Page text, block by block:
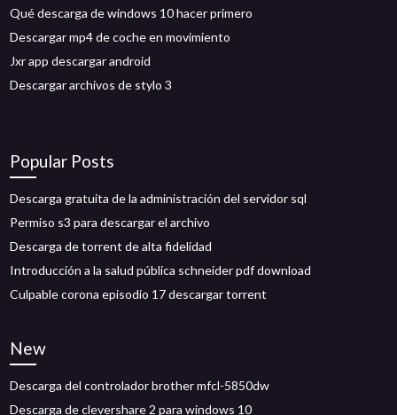
Qué descarga de windows 10 hacer primero
Descargar mp4 de coche en movimiento
Jxr app descargar android
Descargar archivos de stylo 3
Popular Posts
Descarga gratuita de la administración del servidor sql
Permiso s3 para descargar el archivo
Descarga de torrent de alta fidelidad
Introducción a la salud pública schneider pdf download
Culpable corona episodio 17 descargar torrent
New
Descarga del controlador brother mfcl-5850dw
Descarga de clevershare 2 para windows 10